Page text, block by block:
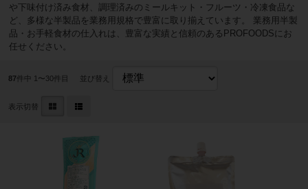
や下味付け済み食材、調理済みのミールキット・フルーツ・冷凍食品な
ど、多様な半製品を業務用規格で豊富に取り揃えています。 業務用半製
品・お手軽食材の仕入れは、豊富な実績と信頼のあるPROFOODSにお
任せください。
87件中 1〜30件目 並び替え
表示切替